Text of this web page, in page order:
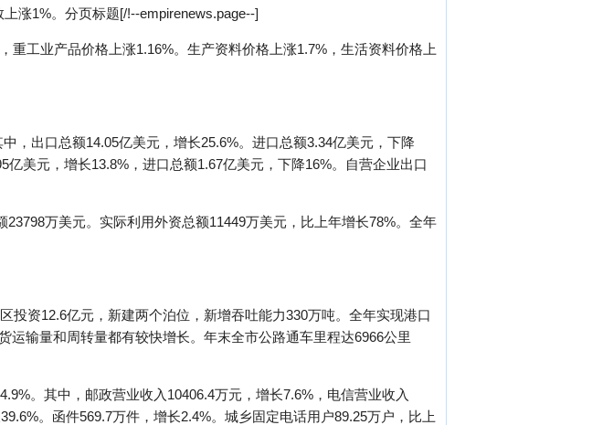
涨1%。分页标题[/!--empirenews.page--]
工业产品价格上涨1.16%。生产资料价格上涨1.7%，生活资料价格上
，出口总额14.05亿美元，增长25.6%。进口总额3.34亿美元，下降
美元，增长13.8%，进口总额1.67亿美元，下降16%。自营企业出口
万美元。实际利用外资总额11449万美元，比上年增长78%。全年
资12.6亿元，新建两个泊位，新增吞吐能力330万吨。全年实现港口
输量和周转量都有较快增长。年末全市公路通车里程达6966公里
。其中，邮政营业收入10406.4万元，增长7.6%，电信营业收入
。函件569.7万件，增长2.4%。城乡固定电话用户89.25万户，比上